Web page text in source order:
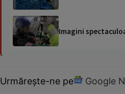
Imagini
Urmărește-ne pe Google